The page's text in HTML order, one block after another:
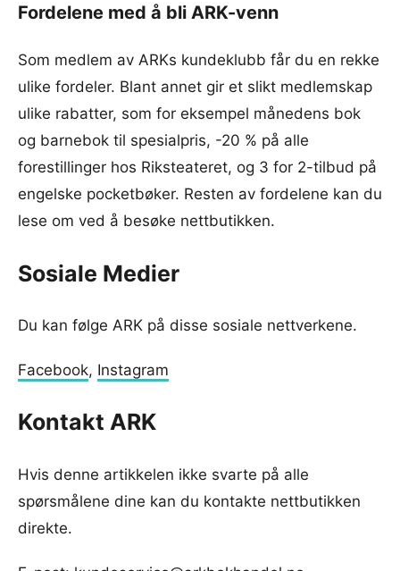
Fordelene med å bli ARK-venn
Som medlem av ARKs kundeklubb får du en rekke
ulike fordeler. Blant annet gir et slikt medlemskap
ulike rabatter, som for eksempel månedens bok
og barnebok til spesialpris, -20 % på alle
forestillinger hos Riksteateret, og 3 for 2-tilbud på
engelske pocketbøker. Resten av fordelene kan du
lese om ved å besøke nettbutikken.
Sosiale Medier
Du kan følge ARK på disse sosiale nettverkene.
Facebook, Instagram
Kontakt ARK
Hvis denne artikkelen ikke svarte på alle
spørsmålene dine kan du kontakte nettbutikken
direkte.